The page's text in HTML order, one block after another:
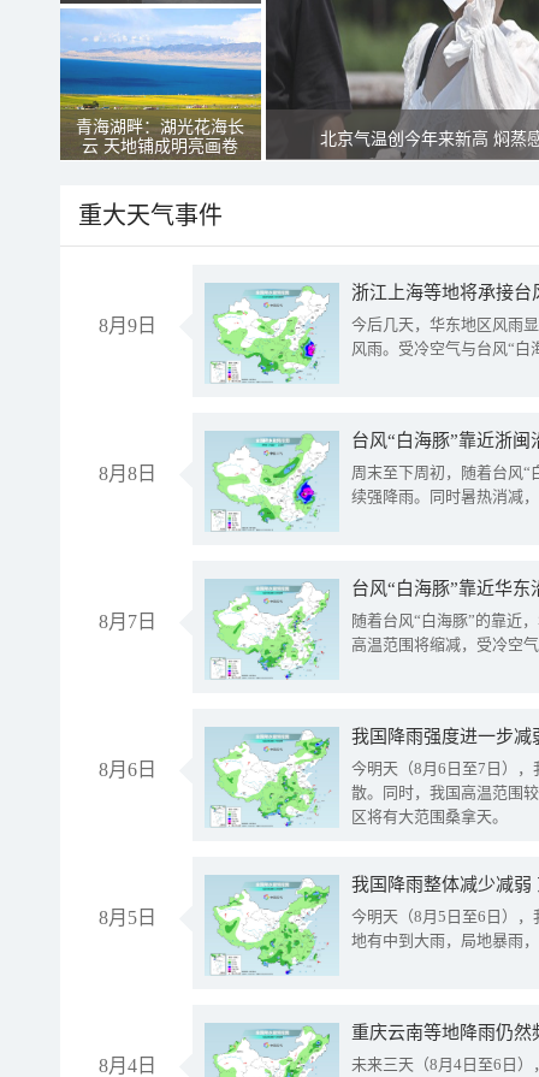
青海湖畔：湖光花海长
云 天地铺成明亮画卷
北京气温创今年来新高 焖蒸
重大天气事件
8月9日
浙江上海等地将承接台
今后几天，华东地区风雨
风雨。受冷空气与台风“白
8月8日
台风“白海豚”靠近浙
周末至下周初，随着台风“
续强降雨。同时暑热消减
8月7日
台风“白海豚”靠近华
随着台风“白海豚”的靠近
高温范围将缩减，受冷空
8月6日
今明天（8月6日至7日）
散。同时，我国高温范围
区将有大范围桑拿天。
8月5日
我国降雨整体减少减弱
今明天（8月5日至6日）
地有中到大雨，局地暴雨
8月4日
重庆云南等地降雨仍然
未来三天（8月4日至6日